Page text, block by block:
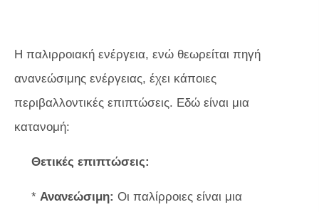
Η παλιρροιακή ενέργεια, ενώ θεωρείται πηγή
ανανεώσιμης ενέργειας, έχει κάποιες
περιβαλλοντικές επιπτώσεις. Εδώ είναι μια
κατανομή:
Θετικές επιπτώσεις:
* Ανανεώσιμη: Οι παλίρροιες είναι μια